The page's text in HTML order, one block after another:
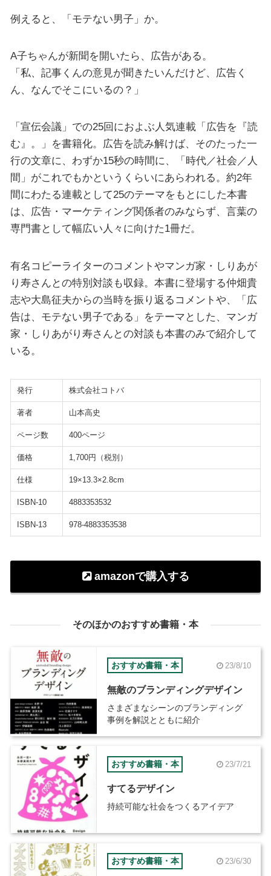
例えると、「モテない男子」か。
A子ちゃんが新聞を開いたら、広告がある。
「私、記事くんの意見が聞きたいんだけど、広告く
ん、なんでそこにいるの？」
「宣伝会議」での25回におよぶ人気連載「広告を『読
む』。」を書籍化。広告を読み解けば、そのたった一
行の文章に、わずか15秒の時間に、「時代／社会／人
間」がこれでもかというくらいにあらわれる。約2年
間にわたる連載として25のテーマをもとにした本書
は、広告・マーケティング関係者のみならず、言葉の
専門書として幅広い人々に向けた1冊だ。
有名コピーライターのコメントやマンガ家・しりあが
り寿さんとの特別対談も収録。本書に登場する仲畑貴
志や大島征夫からの当時を振り返るコメントや、「広
告は、モテない男子である」をテーマとした、マンガ
家・しりあがり寿さんとの対談も本書のみで紹介して
いる。
発行 株式会社コトバ
著者 山本高史
ページ数 400ページ
価格 1,700円（税別）
仕様 19×13.3×2.8cm
ISBN-10 4883353532
ISBN-13 978-4883353538
amazonで購入する
そのほかのおすすめ書籍・本
おすすめ書籍・本 23/8/10
無敵のブランディングデザイン
さまざまなシーンのブランディング
事例を解説とともに紹介
おすすめ書籍・本 23/7/21
すてるデザイン
持続可能な社会をつくるアイデア
おすすめ書籍・本 23/6/30